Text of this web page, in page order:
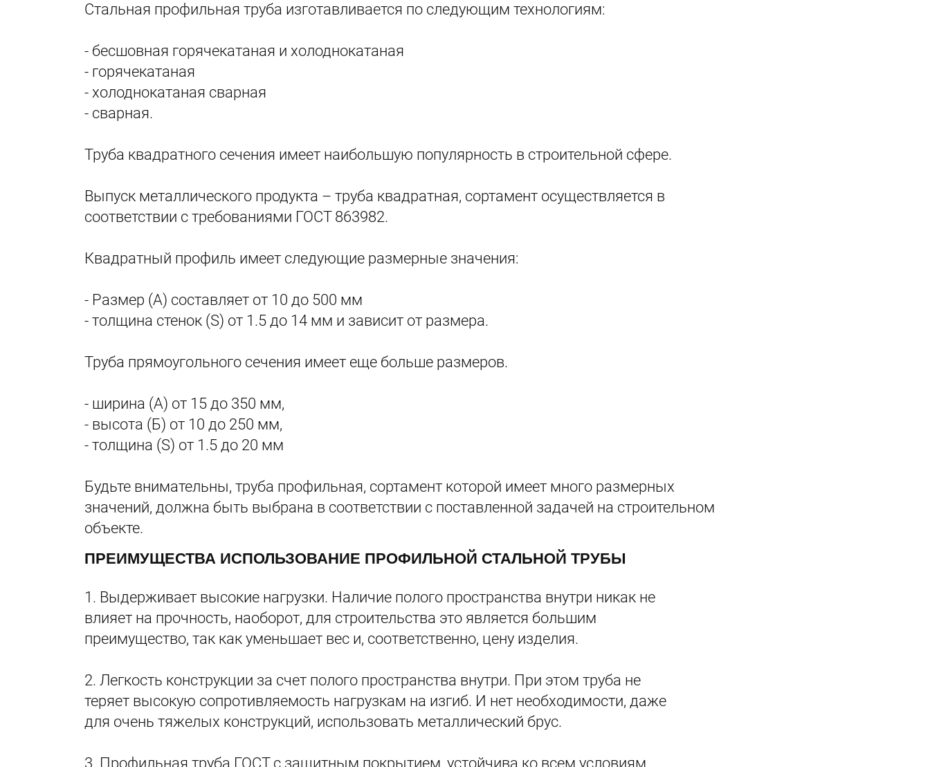
Стальная профильная труба изготавливается по следующим технологиям:
- бесшовная горячекатаная и холоднокатаная
- горячекатаная
- холоднокатаная сварная
- сварная.
Труба квадратного сечения имеет наибольшую популярность в строительной сфере.
Выпуск металлического продукта – труба квадратная, сортамент осуществляется в
соответствии с требованиями ГОСТ 863982.
Квадратный профиль имеет следующие размерные значения:
- Размер (А) составляет от 10 до 500 мм
- толщина стенок (S) от 1.5 до 14 мм и зависит от размера.
Труба прямоугольного сечения имеет еще больше размеров.
- ширина (А) от 15 до 350 мм,
- высота (Б) от 10 до 250 мм,
- толщина (S) от 1.5 до 20 мм
Будьте внимательны, труба профильная, сортамент которой имеет много размерных
значений, должна быть выбрана в соответствии с поставленной задачей на строительном
объекте.
ПРЕИМУЩЕСТВА ИСПОЛЬЗОВАНИЕ ПРОФИЛЬНОЙ СТАЛЬНОЙ ТРУБЫ
1. Выдерживает высокие нагрузки. Наличие полого пространства внутри никак не
влияет на прочность, наоборот, для строительства это является большим
преимущество, так как уменьшает вес и, соответственно, цену изделия.
2. Легкость конструкции за счет полого пространства внутри. При этом труба не
теряет высокую сопротивляемость нагрузкам на изгиб. И нет необходимости, даже
для очень тяжелых конструкций, использовать металлический брус.
3. Профильная труба ГОСТ с защитным покрытием, устойчива ко всем условиям